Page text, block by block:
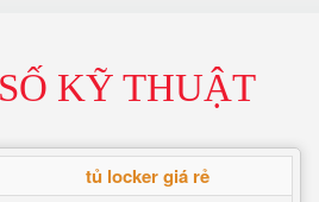
KỸ THUẬT
tủ locker giá rẻ